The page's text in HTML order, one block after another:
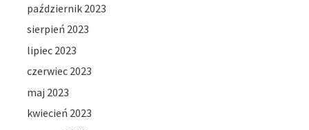
październik 2023
sierpień 2023
lipiec 2023
czerwiec 2023
maj 2023
kwiecień 2023